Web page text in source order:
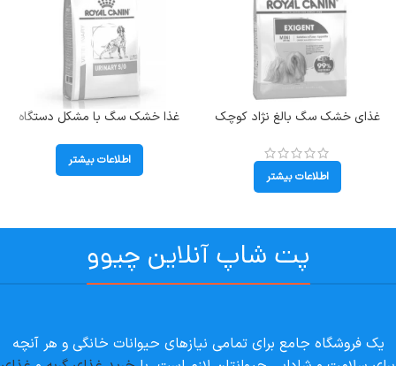
غذای خشک سگ بالغ نژاد کوچک
Exigent
اطلاعات بیشتر
غذا خشک سگ با مشکل دستگاه
اطلاعات بیشتر
پت شاپ آنلاین چیوو
یک فروشگاه جامع برای تمامی نیازهای حیوانات خانگی و هر آنچه